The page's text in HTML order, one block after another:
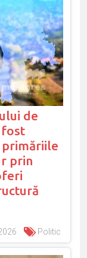
de
fost
primăriile
prin
Politic